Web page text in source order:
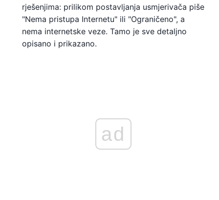
rješenjima: prilikom postavljanja usmjerivača piše
"Nema pristupa Internetu" ili "Ograničeno", a
nema internetske veze. Tamo je sve detaljno
opisano i prikazano.
ad